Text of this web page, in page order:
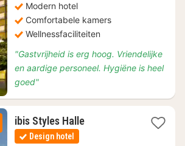
Modern hotel
Comfortabele kamers
Wellnessfaciliteiten
"Gastvrijheid is erg hoog. Vriendelijke
en aardige personeel. Hygiëne is heel
goed"
ibis Styles Halle2
Design hotel